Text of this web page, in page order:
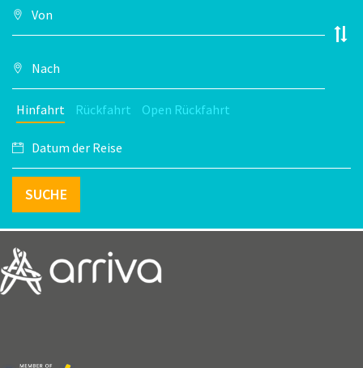
Hinfahrt Rückfahrt Open Rückfahrt
SUCHE